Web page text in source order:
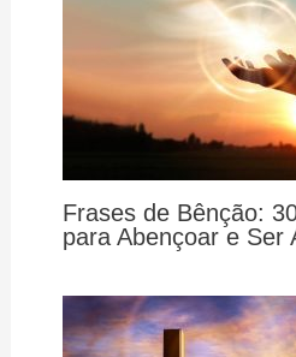
Frases de Bênção:
para Abençoar e Ser